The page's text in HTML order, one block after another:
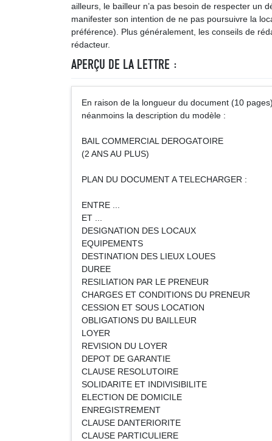
ailleurs, le bailleur n’a pas besoin de respecter un
manifester son intention de ne pas poursuivre la
préférence). Plus généralement, les conseils de
rédacteur.
APERÇU DE LA LETTRE :
En raison de la longueur du document (10
néanmoins la description du modèle :
BAIL COMMERCIAL DEROGATOIRE
(2 ANS AU PLUS)
PLAN DU DOCUMENT A TELECHARGER :
ENTRE ...
ET ...
DESIGNATION DES LOCAUX
EQUIPEMENTS
DESTINATION DES LIEUX LOUES
DUREE
RESILIATION PAR LE PRENEUR
CHARGES ET CONDITIONS DU PRENEUR
CESSION ET SOUS LOCATION
OBLIGATIONS DU BAILLEUR
LOYER
REVISION DU LOYER
DEPOT DE GARANTIE
CLAUSE RESOLUTOIRE
SOLIDARITE ET INDIVISIBILITE
ELECTION DE DOMICILE
ENREGISTREMENT
CLAUSE DANTERIORITE
CLAUSE PARTICULIERE